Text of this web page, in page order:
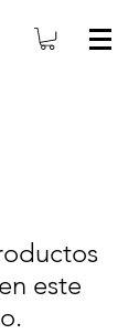
este